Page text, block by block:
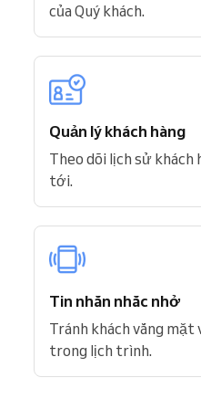
của Quý khách.
Quản lý khách hàng
Theo dõi lịch sử khách
tới.
Tin nhắn nhắc nhở
Tránh khách vắng mặt
trong lịch trình.